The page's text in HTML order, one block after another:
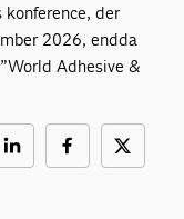
der
2026, endda
Adhesive &